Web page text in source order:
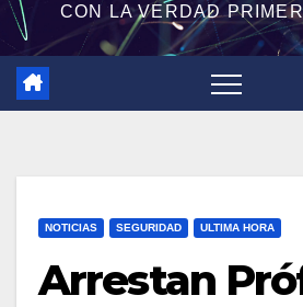
CON LA VERDAD
NOTICIAS SEGURIDAD ULTIMA HORA
Arrestan